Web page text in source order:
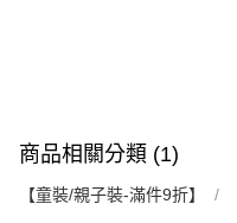
商品相關分類 (1)
【童裝/親子裝-滿件9折】